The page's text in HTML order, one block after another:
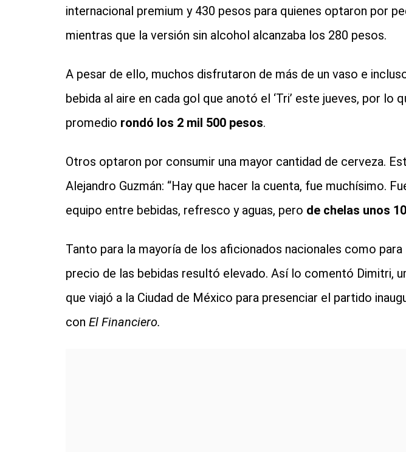
internacional premium y 430 pesos para quienes optaron por
mientras que la versión sin alcohol alcanzaba los 280 pesos.
A pesar de ello, muchos disfrutaron de más de un vaso e
bebida al aire en cada gol que anotó el ‘Tri’ este jueves, por lo
promedio rondó los 2 mil 500 pesos.
Otros optaron por consumir una mayor cantidad de cerveza.
Alejandro Guzmán: “Hay que hacer la cuenta, fue muchísimo.
equipo entre bebidas, refresco y aguas, pero de chelas unos
Tanto para la mayoría de los aficionados nacionales como
precio de las bebidas resultó elevado. Así lo comentó Dimitri,
que viajó a la Ciudad de México para presenciar el partido
con El Financiero.